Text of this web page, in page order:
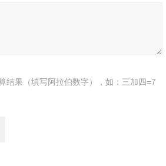
结果（填写阿拉伯数字），如：三加四=7